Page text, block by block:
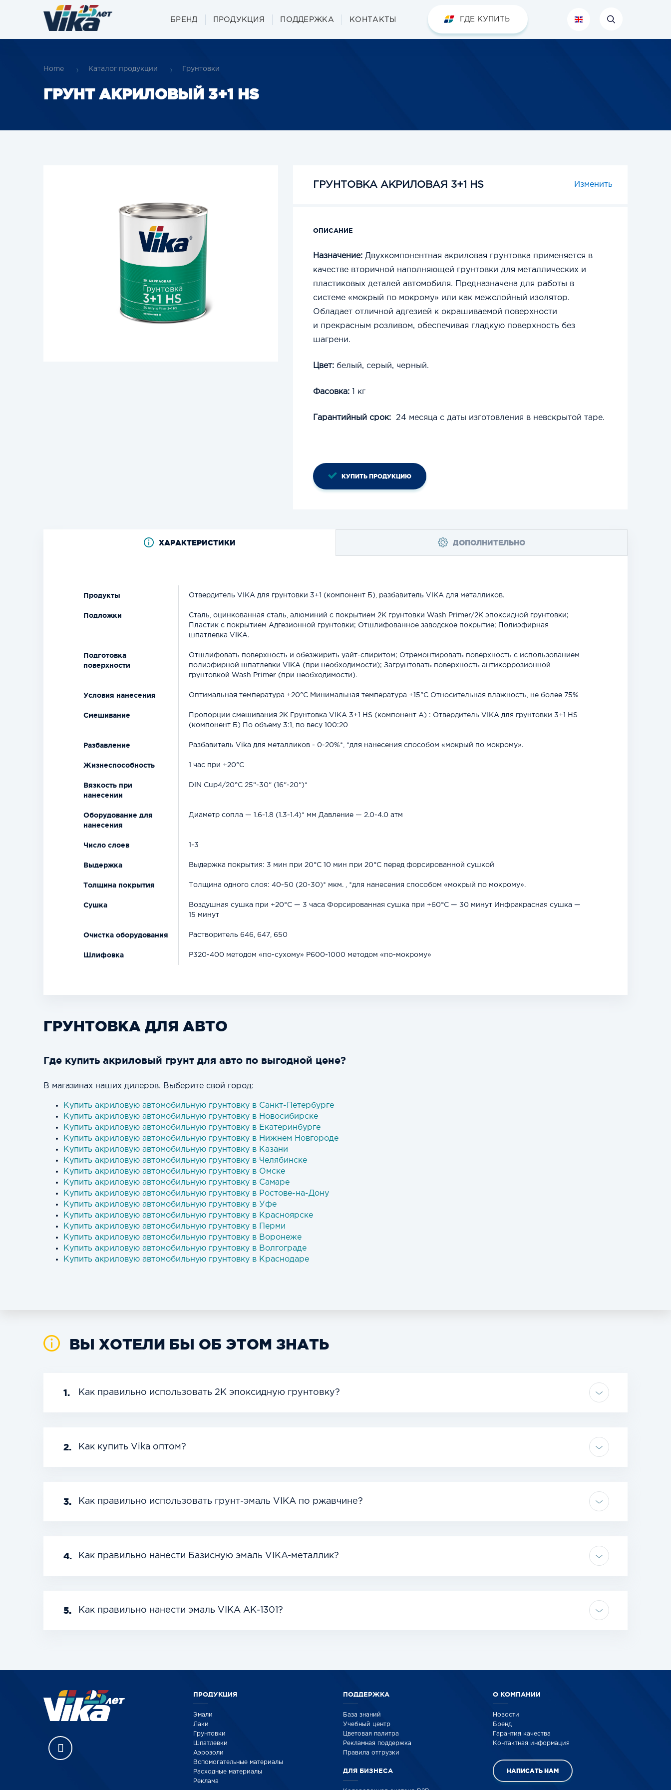
БРЕНД ПРОДУКЦИЯ ПОДДЕРЖКА КОНТАКТЫ ГДЕ КУПИТЬ
Home Каталог продукции Грунтовки
ГРУНТ АКРИЛОВЫЙ 3+1 HS
ГРУНТОВКА АКРИЛОВАЯ 3+1 HS Изменить
ОПИСАНИЕ
Назначение: Двухкомпонентная акриловая грунтовка применяется в
качестве вторичной наполняющей грунтовки для металлических и
пластиковых деталей автомобиля. Предназначена для работы в
системе «мокрый по мокрому» или как межслойный изолятор.
Обладает отличной адгезией к окрашиваемой поверхности
и прекрасным розливом, обеспечивая гладкую поверхность без
шагрени.
Цвет: белый, серый, черный.
Фасовка: 1 кг
Гарантийный срок: 24 месяца с даты изготовления в невcкрытой таре.
КУПИТЬ ПРОДУКЦИЮ
ХАРАКТЕРИСТИКИ ДОПОЛНИТЕЛЬНО
Продукты Отвердитель VIKA для грунтовки 3+1 (компонент Б), разбавитель VIKA для металликов.
Подложки
Сталь, оцинкованная сталь, алюминий с покрытием 2К грунтовки Wash Primer/2К эпоксидной грунтовки;
Пластик с покрытием Адгезионной грунтовки; Отшлифованное заводское покрытие; Полиэфирная
шпатлевка VIKA.
Подготовка
поверхности
Отшлифовать поверхность и обезжирить уайт-спиритом; Отремонтировать поверхность с использованием
полиэфирной шпатлевки VIKA (при необходимости); Загрунтовать поверхность антикоррозионной
грунтовкой Wash Primer (при необходимости).
Условия нанесения Оптимальная температура +20°С Минимальная температура +15°С Относительная влажность, не более 75%
Смешивание
Пропорции смешивания 2К Грунтовка VIKA 3+1 HS (компонент А) : Отвердитель VIKA для грунтовки 3+1 HS
(компонент Б) По объему 3:1, по весу 100:20
Разбавление Разбавитель Vika для металликов - 0-20%*, *для нанесения способом «мокрый по мокрому».
Жизнеспособность 1 час при +20°С
Вязкость при
нанесении
DIN Cup4/20°C 25“-30“ (16“-20“)*
Оборудование для
нанесения
Диаметр сопла — 1.6-1.8 (1.3-1.4)* мм Давление — 2.0-4.0 атм
Число слоев 1-3
Выдержка Выдержка покрытия: 3 мин при 20°С 10 мин при 20°С перед форсированной сушкой
Толщина покрытия Толщина одного слоя: 40-50 (20-30)* мкм. , *для нанесения способом «мокрый по мокрому».
Сушка
Воздушная сушка при +20°С — 3 часа Форсированная сушка при +60°С — 30 минут Инфракрасная сушка —
15 минут
Очистка оборудования Растворитель 646, 647, 650
Шлифовка Р320-400 методом «по-сухому» Р600-1000 методом «по-мокрому»
ГРУНТОВКА ДЛЯ АВТО
Где купить акриловый грунт для авто по выгодной цене?
В магазинах наших дилеров. Выберите свой город:
Купить акриловую автомобильную грунтовку в Санкт-Петербурге
Купить акриловую автомобильную грунтовку в Новосибирске
Купить акриловую автомобильную грунтовку в Екатеринбурге
Купить акриловую автомобильную грунтовку в Нижнем Новгороде
Купить акриловую автомобильную грунтовку в Казани
Купить акриловую автомобильную грунтовку в Челябинске
Купить акриловую автомобильную грунтовку в Омске
Купить акриловую автомобильную грунтовку в Самаре
Купить акриловую автомобильную грунтовку в Ростове-на-Дону
Купить акриловую автомобильную грунтовку в Уфе
Купить акриловую автомобильную грунтовку в Красноярске
Купить акриловую автомобильную грунтовку в Перми
Купить акриловую автомобильную грунтовку в Воронеже
Купить акриловую автомобильную грунтовку в Волгограде
Купить акриловую автомобильную грунтовку в Краснодаре
ВЫ ХОТЕЛИ БЫ ОБ ЭТОМ ЗНАТЬ
1. Как правильно использовать 2К эпоксидную грунтовку?
2. Как купить Vika оптом?
3. Как правильно использовать грунт-эмаль VIKA по ржавчине?
4. Как правильно нанести Базисную эмаль VIKA-металлик?
5. Как правильно нанести эмаль VIKA АК-1301?
ПРОДУКЦИЯ
Эмали
Лаки
Грунтовки
Шпатлевки
Аэрозоли
Вспомогательные материалы
Расходные материалы
Реклама
ПОДДЕРЖКА
База знаний
Учебный центр
Цветовая палитра
Рекламная поддержка
Правила отгрузки
ДЛЯ БИЗНЕСА
О КОМПАНИИ
Новости
Бренд
Гарантия качества
Контактная информация
НАПИСАТЬ НАМ